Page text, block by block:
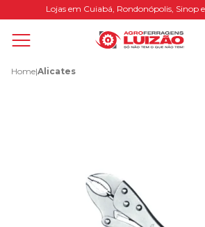
Lojas em Cuiabá, Rondonópolis, Sinop
Home|Alicates